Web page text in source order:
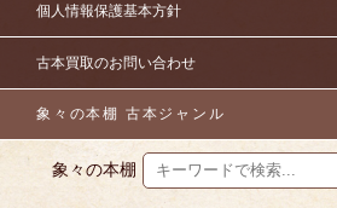
個人情報保護基本方針
古本買取のお問い合わせ
象々の本棚 古本ジャンル
象々の本棚